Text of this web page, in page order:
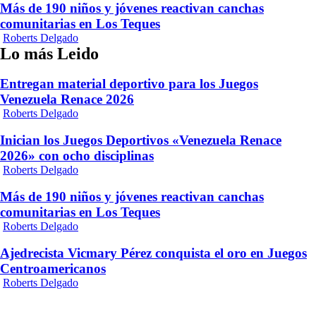
Más de 190 niños y jóvenes reactivan canchas
comunitarias en Los Teques
Roberts Delgado
Lo más Leido
Entregan material deportivo para los Juegos
Venezuela Renace 2026
Roberts Delgado
Inician los Juegos Deportivos «Venezuela Renace
2026» con ocho disciplinas
Roberts Delgado
Más de 190 niños y jóvenes reactivan canchas
comunitarias en Los Teques
Roberts Delgado
Ajedrecista Vicmary Pérez conquista el oro en Juegos
Centroamericanos
Roberts Delgado